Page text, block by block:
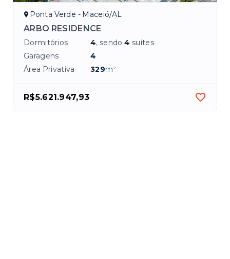
Ponta Verde - Maceió/AL
ARBO RESIDENCE
Dormitórios 4, sendo4 suítes
Garagens
4
Área Privativa
329m²
R$5.621.947,93